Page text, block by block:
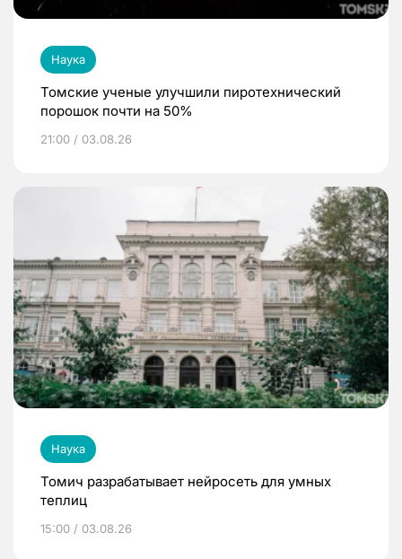
Наука
Томские ученые улучшили пиротехнический
порошок почти на 50%
21:00 / 03.08.26
Наука
Томич разрабатывает нейросеть для умных
теплиц
15:00 / 03.08.26